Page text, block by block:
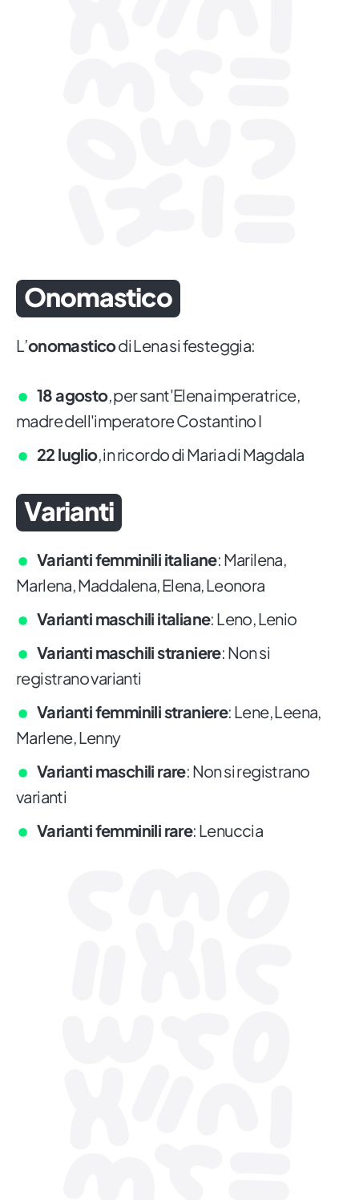
Onomastico
L’onomasticodi Lena si festeggia:
18 agosto, per sant'Elena imperatrice,
madre dell'imperatore Costantino I
22 luglio, in ricordo di Maria di Magdala
Varianti
Varianti femminili italiane: Marilena,
Marlena, Maddalena, Elena, Leonora
Varianti maschili italiane: Leno, Lenio
Varianti maschili straniere: Non si
registrano varianti
Varianti femminili straniere: Lene, Leena,
Marlene, Lenny
Varianti maschili rare: Non si registrano
varianti
Varianti femminili rare: Lenuccia